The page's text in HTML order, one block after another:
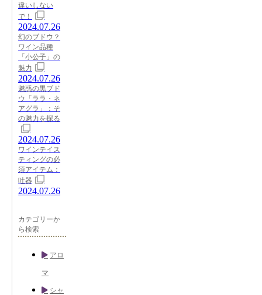
違いしない
で！
2024.07.26
幻のブドウ？
ワイン品種
「小公子」の
魅力
2024.07.26
魅惑の黒ブド
ウ「ララ・ネ
アグラ」：そ
の魅力を探る
2024.07.26
ワインテイス
ティングの必
須アイテム：
吐器
2024.07.26
カテゴリーか
ら検索
アロ
マ
シャ